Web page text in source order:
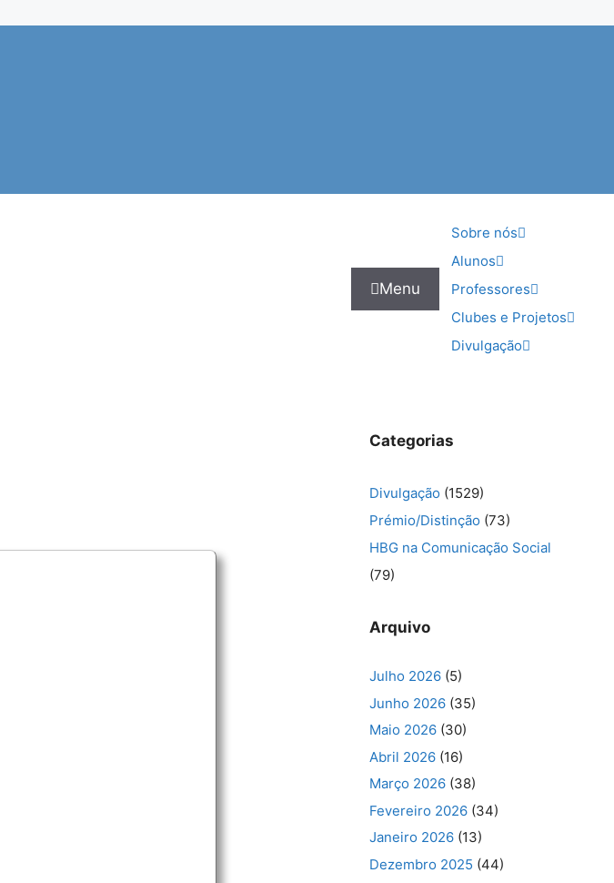
Menu
Sobre nós
Alunos
Professores
Clubes e Projetos
Divulgação
Categorias
Divulgação (1529)
Prémio/Distinção (73)
HBG na Comunicação Social
(79)
Arquivo
Julho 2026 (5)
Junho 2026 (35)
Maio 2026 (30)
Abril 2026 (16)
Março 2026 (38)
Fevereiro 2026 (34)
Janeiro 2026 (13)
Dezembro 2025 (44)